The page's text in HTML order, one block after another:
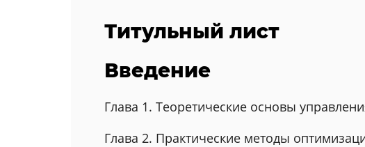
Титульный лист
Введение
Глава 1. Теоретические основы
Глава 2. Практические методы